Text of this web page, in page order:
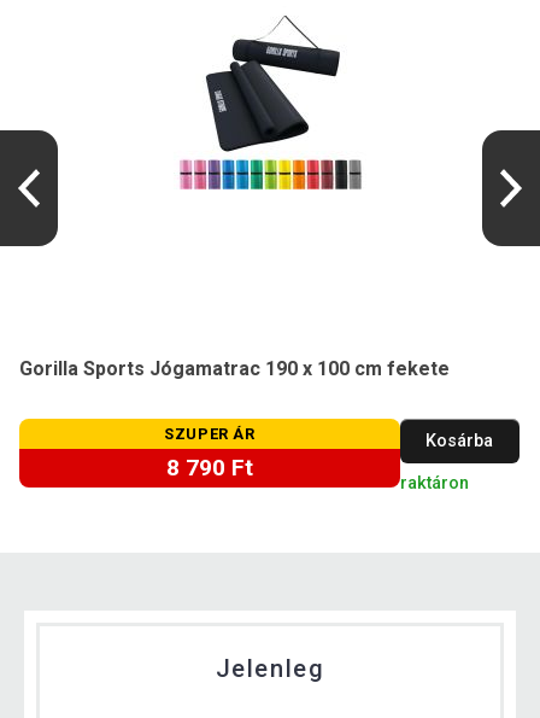
Gorilla Sports Jógamatrac 190 x 100 cm fekete
SZUPER ÁR
8 790 Ft
Kosárba
raktáron
Jelenleg